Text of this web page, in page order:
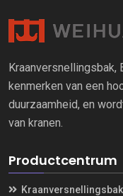
Kraanversnellingsbak,
kenmerken van een
duurzaamheid, en
van kranen.
Productcentrum
Kraanversnellingsbak